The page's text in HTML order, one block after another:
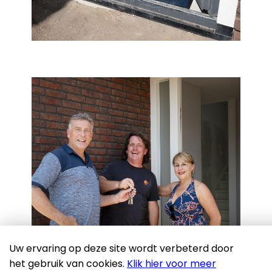
Uw ervaring op deze site wordt verbeterd door
het gebruik van cookies. Klik hier voor meer